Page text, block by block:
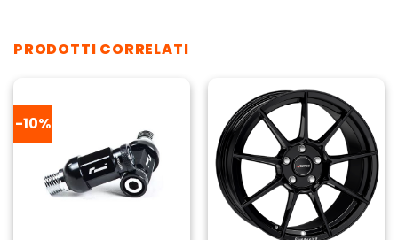
PRODOTTI CORRELATI
-10%